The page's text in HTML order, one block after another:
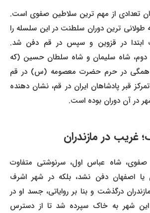
از مهم ترین سلاطین صفوی است.
ترین دوران سلطنت در این سلسله را
در قزوین و سپس در قم دفن شد.
شاه سلیمان و شاه سلطان حسین (که
در حرم حضرت معصومه (س) در قم
قبر پادشاهان ایران در قم، نشان دهنده
آن دوران بوده است.
در مازندران
صفوی، شاه عباس اول، سرنوشتی متفاوت
اصفهان دفن نشد، بلکه در شهر اشرف
درگذشت و بنا بر روایاتی، جسد او در
این شهر به خاک سپرده شد تا از دسترس